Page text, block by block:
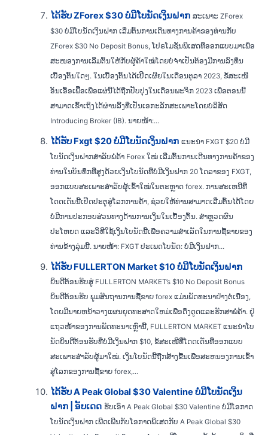
ໄດ້ຮັບ ZForex $30 ບໍ່ມີໂບນັດເງິນຝາກ ສະເພາະ ZForex
$30 ບໍ່ມີໂບນັດເງິນຝາກ ເລີ່ມຕົ້ນການເດີນທາງການຄ້າຂອງທ່ານກັບ
ZForex $30 No Deposit Bonus, ໂປຣໂມຊັນພິເສດທີ່ອອກແບບມາເພື່ອ
ສະໜອງການເລີ່ມຕົ້ນໃຫ້ກັບຜູ້ຄ້າໃໝ່ໂດຍບໍ່ຈໍາເປັນຕ້ອງມີການລົງທຶນ
ເບື້ອງຕົ້ນໃດໆ. ໃນເບື້ອງຕົ້ນໄດ້ເປີດເຜີຍໃນເດືອນຕຸລາ 2023, ຂໍ້ສະເໜີ
ອັນເອື້ອເຟື້ອເພື່ອແຜ່ນີ້ໄດ້ຖືກປັບປຸງໃນເດືອນພະຈິກ 2023 ເພື່ອຕອນນີ້
ສາມາດເຂົ້າເຖິງໄດ້ຜ່ານລິ້ງທີ່ເປັນເອກະລັກສະເພາະໂດຍບໍລິສັດ
Introducing Broker (IB). ນາຍໜ້າ:...
ໄດ້ຮັບ Fxgt $20 ບໍ່ມີໂບນັດເງິນຝາກ ແນະນຳ FXGT $20 ບໍ່ມີ
ໂບນັດເງິນຝາກສຳລັບພໍ່ຄ້າ Forex ໃໝ່ ເລີ່ມຕົ້ນການເດີນທາງການຄ້າຂອງ
ທ່ານໃນບັນທຶກທີ່ສູງດ້ວຍເງິນໂບນັດທີ່ບໍ່ມີເງິນຝາກ 20 ໂດລາຂອງ FXGT,
ອອກແບບສະເພາະສຳລັບຜູ້ເຂົ້າໃໝ່ໃນຕະຫຼາດ forex. ການສະເຫນີທີ່
ໂດດເດັ່ນນີ້ເປີດປະຕູສູ່ໂລກການຄ້າ, ຊ່ວຍໃຫ້ທ່ານສາມາດເລີ່ມຕົ້ນໄດ້ໂດຍ
ບໍ່ມີການປະກອບສ່ວນທາງດ້ານການເງິນໃນເບື້ອງຕົ້ນ. ສຳຫຼວດຜົນ
ປະໂຫຍດ ແລະວິທີໃຊ້ເງິນໂບນັດນີ້ເພື່ອຄວາມສຳເລັດໃນການຊື້ຂາຍຂອງ
ທ່ານຂ້າງລຸ່ມນີ້. ນາຍໜ້າ: FXGT ປະເພດໂບນັດ: ບໍ່ມີເງິນຝາກ...
ໄດ້ຮັບ FULLERTON Market $10 ບໍ່ມີໂບນັດເງິນຝາກ
ຍິນດີຕ້ອນຮັບສູ່ FULLERTON MARKET’s $10 No Deposit Bonus
ຍິນດີຕ້ອນຮັບ ພູມສັນຖານການຊື້ຂາຍ forex ແມ່ນພັດທະນາຢ່າງຕໍ່ເນື່ອງ,
ໂດຍມີນາຍຫນ້າວາງແຜນຍຸດທະສາດໃຫມ່ເພື່ອດຶງດູດແລະຮັກສາພໍ່ຄ້າ. ຢູ່
ແຖວໜ້າຂອງການພັດທະນາເຫຼົ່ານີ້, FULLERTON MARKET ແນະນຳໂບ
ນັດຍິນດີຕ້ອນຮັບທີ່ບໍ່ມີເງິນຝາກ $10, ຂໍ້ສະເໜີທີ່ໂດດເດັ່ນທີ່ອອກແບບ
ສະເພາະສຳລັບຜູ້ມາໃໝ່. ເງິນໂບນັດນີ້ຖືກສ້າງຂື້ນເພື່ອສະຫນອງການເຂົ້າ
ສູ່ໂລກຂອງການຊື້ຂາຍ forex,...
ໄດ້ຮັບ A Peak Global $30 Valentine ບໍ່ມີໂບນັດເງິນ
ຝາກ | ອັບເດດ ຮັບເອົາ A Peak Global $30 Valentine ບໍ່ມີໂອກາດ
ໂບນັດເງິນຝາກ ເພີດເພີນກັບໂອກາດພິເສດກັບ A Peak Global $30